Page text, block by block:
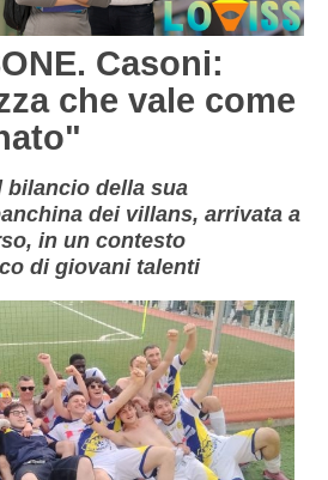
Casoni:
che vale come
della sua
dei villans, arrivata a
in un contesto
di giovani talenti